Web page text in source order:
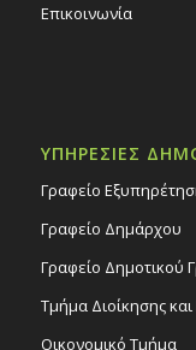
Επικοινωνία
ΥΠΗΡΕΣΙΕΣ
Γραφείο
Γραφείο Δημάρχου
Γραφείο Δημοτικού
Τμήμα Διοίκησης
Οικονομικό Τμήμα